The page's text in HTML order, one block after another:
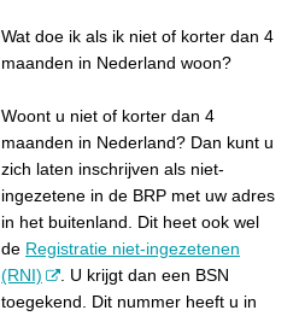
Wat doe ik als ik niet of korter dan 4
maanden in Nederland woon?
Woont u niet of korter dan 4
maanden in Nederland? Dan kunt u
zich laten inschrijven als niet-
ingezetene in de BRP met uw adres
in het buitenland. Dit heet ook wel
de Registratie niet-ingezetenen
(RNI)
. U krijgt dan een BSN
toegekend. Dit nummer heeft u in